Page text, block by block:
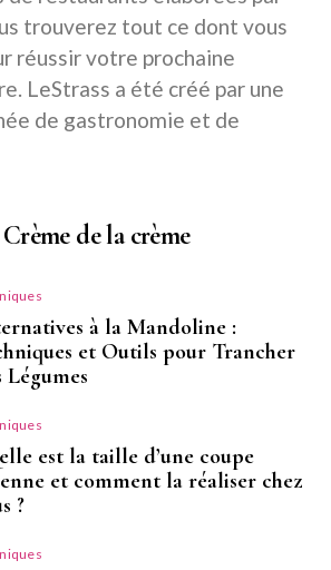
trouverez tout ce dont vous
réussir votre prochaine
LeStrass a été créé par une
de gastronomie et de
de la crème
à la Mandoline :
et Outils pour Trancher
Légumes
est la taille d’une coupe
et comment la réaliser chez
?